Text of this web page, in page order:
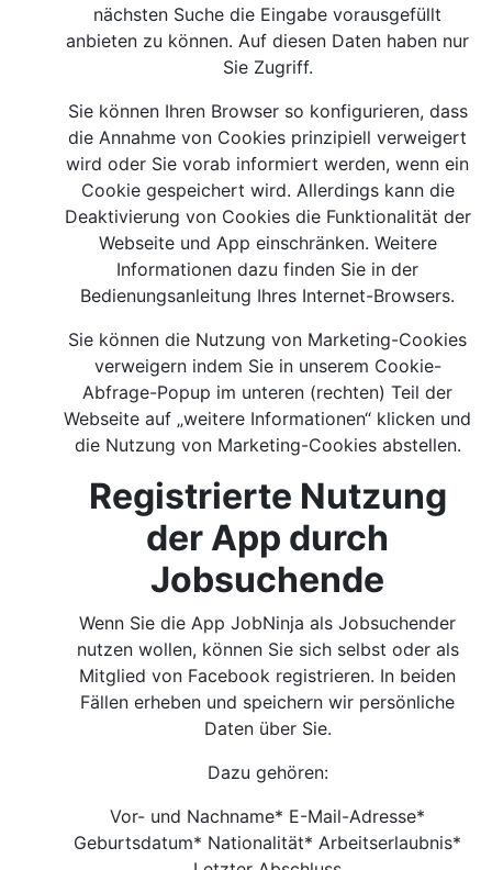
nächsten Suche die Eingabe vorausgefüllt
anbieten zu können. Auf diesen Daten haben nur
Sie Zugriff.
Sie können Ihren Browser so konfigurieren, dass
die Annahme von Cookies prinzipiell verweigert
wird oder Sie vorab informiert werden, wenn ein
Cookie gespeichert wird. Allerdings kann die
Deaktivierung von Cookies die Funktionalität der
Webseite und App einschränken. Weitere
Informationen dazu finden Sie in der
Bedienungsanleitung Ihres Internet-Browsers.
Sie können die Nutzung von Marketing-Cookies
verweigern indem Sie in unserem Cookie-
Abfrage-Popup im unteren (rechten) Teil der
Webseite auf „weitere Informationen“ klicken und
die Nutzung von Marketing-Cookies abstellen.
Registrierte Nutzung
der App durch
Jobsuchende
Wenn Sie die App JobNinja als Jobsuchender
nutzen wollen, können Sie sich selbst oder als
Mitglied von Facebook registrieren. In beiden
Fällen erheben und speichern wir persönliche
Daten über Sie.
Dazu gehören:
Vor- und Nachname* E-Mail-Adresse*
Geburtsdatum* Nationalität* Arbeitserlaubnis*